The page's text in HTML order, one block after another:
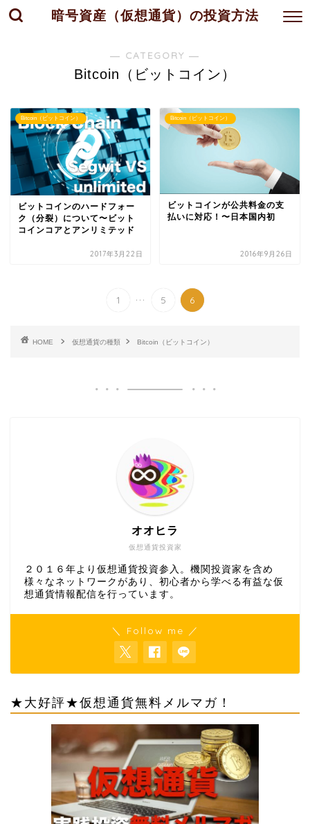
暗号資産（仮想通貨）の投資方法
― CATEGORY ―
Bitcoin（ビットコイン）
Bitcoin（ビットコイン）
ビットコインのハードフォー
ク（分裂）について〜ビット
コインコアとアンリミテッド
2017年3月22日
Bitcoin（ビットコイン）
ビットコインが公共料金の支
払いに対応！〜日本国内初
2016年9月26日
1 ... 5 6
HOME 仮想通貨の種類 Bitcoin（ビットコイン）
仮想通貨投資家
オオヒラ
２０１６年より仮想通貨投資参入。機関投資家を含め
様々なネットワークがあり、初心者から学べる有益な仮
想通貨情報配信を行っています。
＼ Follow me ／
★大好評★仮想通貨無料メルマガ！